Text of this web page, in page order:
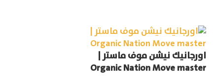
اورجانيك نيشن موف ماستر |
Organic Nation Move master